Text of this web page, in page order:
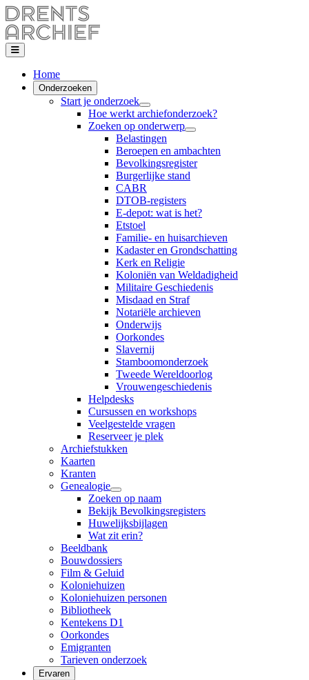
Home
Onderzoeken
Start je onderzoek
Hoe werkt archiefonderzoek?
Zoeken op onderwerp
Belastingen
Beroepen en ambachten
Bevolkingsregister
Burgerlijke stand
CABR
DTOB-registers
E-depot: wat is het?
Etstoel
Familie- en huisarchieven
Kadaster en Grondschatting
Kerk en Religie
Koloniën van Weldadigheid
Militaire Geschiedenis
Misdaad en Straf
Notariële archieven
Onderwijs
Oorkondes
Slavernij
Stamboomonderzoek
Tweede Wereldoorlog
Vrouwengeschiedenis
Helpdesks
Cursussen en workshops
Veelgestelde vragen
Reserveer je plek
Archiefstukken
Kaarten
Kranten
Genealogie
Zoeken op naam
Bekijk Bevolkingsregisters
Huwelijksbijlagen
Wat zit erin?
Beeldbank
Bouwdossiers
Film & Geluid
Koloniehuizen
Koloniehuizen personen
Bibliotheek
Kentekens D1
Oorkondes
Emigranten
Tarieven onderzoek
Ervaren